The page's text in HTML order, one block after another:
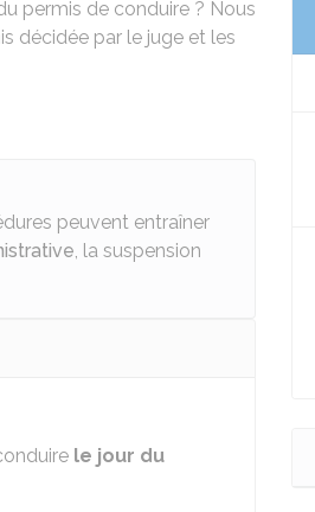
permis de conduire ? Nous
décidée par le juge et les
peuvent entraîner
, la suspension
le jour du